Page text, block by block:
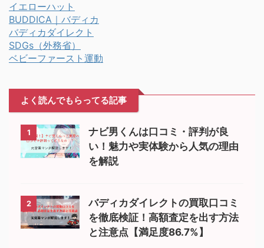
イエローハット
BUDDICA｜バディカ
バディカダイレクト
SDGs（外務省）
ベビーファースト運動
よく読んでもらってる記事
1
ナビ男くんは口コミ・評判が良
い！魅力や実体験から人気の理由
を解説
2
バディカダイレクトの買取口コミ
を徹底検証！高額査定を出す方法
と注意点【満足度86.7%】